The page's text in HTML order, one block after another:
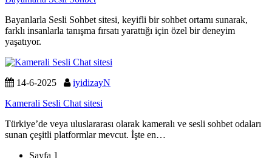
Bayanlarla Sesli Sohbet sitesi, keyifli bir sohbet ortamı sunarak,
farklı insanlarla tanışma fırsatı yarattığı için özel bir deneyim
yaşatıyor.
14-6-2025
iyidizayN
Kamerali Sesli Chat sitesi
Türkiye’de veya uluslararası olarak kameralı ve sesli sohbet odaları
sunan çeşitli platformlar mevcut. İşte en…
Sayfa
Sayfa 1